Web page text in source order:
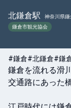
北鎌倉駅
神奈川県鎌
鎌倉市観光協会
#鎌倉#北鎌倉#鎌
鎌倉を流れる滑
交通路にあった